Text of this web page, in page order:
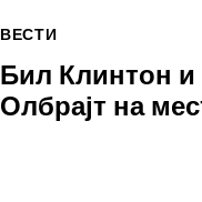
ВЕСТИ
Бил Клинтон
Олбрајт на